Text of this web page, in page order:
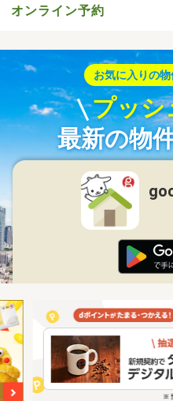
オンライン予約
お気に入りの物
プッシ
最新の物